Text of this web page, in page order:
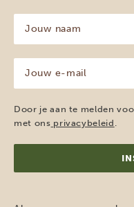
naam
(Vereist)
mailadres
(Vereist)
Door je aan te melden
met ons privacybeleid